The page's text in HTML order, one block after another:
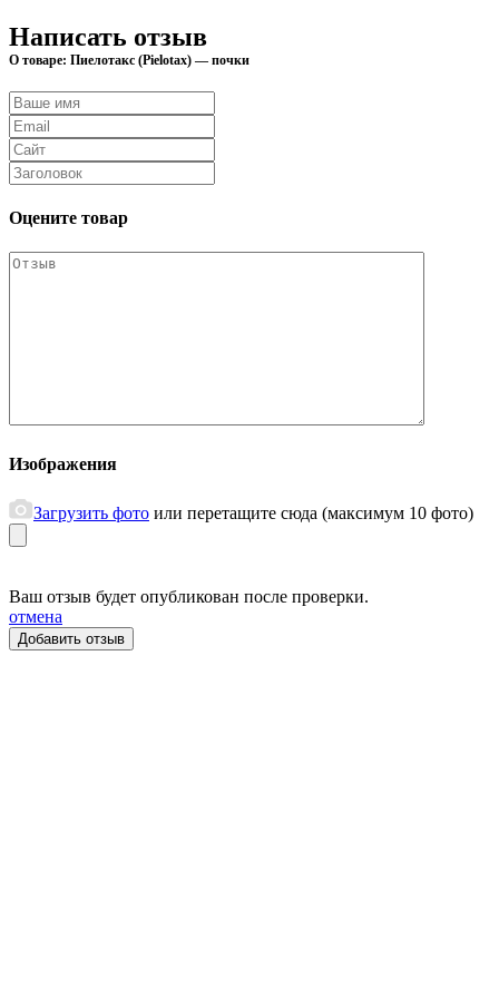
Написать отзыв
О товаре: Пиелотакс (Pielotax) — почки
Оцените товар
Изображения
Загрузить фото или перетащите сюда (максимум 10 фото)
Ваш отзыв будет опубликован после проверки.
отмена